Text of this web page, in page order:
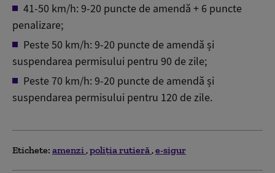
41-50 km/h: 9-20 puncte de amendă + 6 puncte
penalizare;
Peste 50 km/h: 9-20 puncte de amendă și
suspendarea permisului pentru 90 de zile;
Peste 70 km/h: 9-20 puncte de amendă și
suspendarea permisului pentru 120 de zile.
Etichete: amenzi poliția rutieră e-sigur